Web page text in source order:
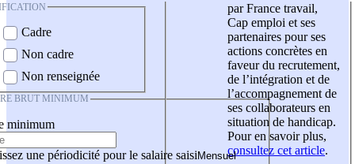
Cadre
Non cadre
Non renseignée
BRUT MINIMUM
minimum
une périodicité pour le salaire saisi
par France travail,
Cap emploi et ses
partenaires pour ses
actions concrètes en
faveur du recrutement,
de l’intégration et de
l’accompagnement de
ses collaborateurs en
situation de handicap.
Pour en savoir plus,
consultez cet article.